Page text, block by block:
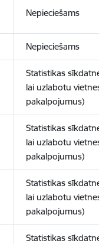
Nepieciešams
Nepieciešams
Statistikas
lai uzlabotu
pakalpojumus)
Statistikas
lai uzlabotu
pakalpojumus)
Statistikas
lai uzlabotu
pakalpojumus)
Statistikas